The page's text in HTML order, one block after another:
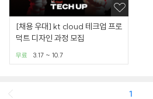
[채용 우대] kt cloud 테크업 프로
덕트 디자인 과정 모집
3.17 ~ 10.7
무료
1